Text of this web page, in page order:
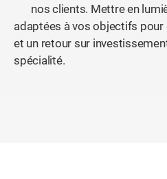
nos clients. Mettre en
adaptées à vos objectifs
et un retour sur
spécialité.